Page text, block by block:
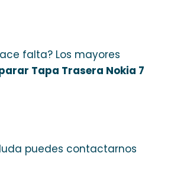
falta? Los mayores
Tapa Trasera Nokia 7
puedes contactarnos